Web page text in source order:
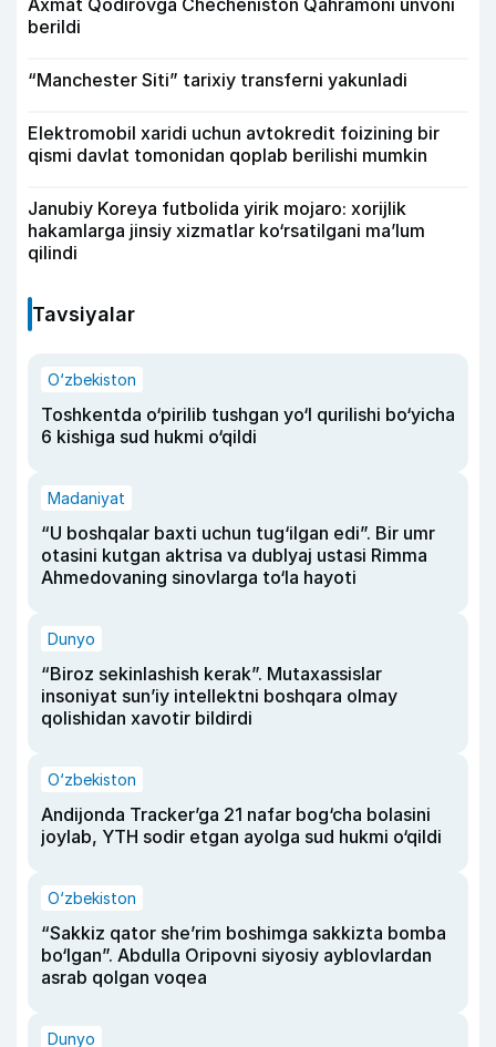
Axmat Qodirovga Checheniston Qahramoni unvoni
berildi
“Manchester Siti” tarixiy transferni yakunladi
Elektromobil xaridi uchun avtokredit foizining bir
qismi davlat tomonidan qoplab berilishi mumkin
Janubiy Koreya futbolida yirik mojaro: xorijlik
hakamlarga jinsiy xizmatlar ko‘rsatilgani ma’lum
qilindi
Tavsiyalar
O‘zbekiston
Toshkentda o‘pirilib tushgan yo‘l qurilishi bo‘yicha
6 kishiga sud hukmi o‘qildi
Madaniyat
“U boshqalar baxti uchun tug‘ilgan edi”. Bir umr
otasini kutgan aktrisa va dublyaj ustasi Rimma
Ahmedovaning sinovlarga to‘la hayoti
Dunyo
“Biroz sekinlashish kerak”. Mutaxassislar
insoniyat sun’iy intellektni boshqara olmay
qolishidan xavotir bildirdi
O‘zbekiston
Andijonda Tracker’ga 21 nafar bog‘cha bolasini
joylab, YTH sodir etgan ayolga sud hukmi o‘qildi
O‘zbekiston
“Sakkiz qator she’rim boshimga sakkizta bomba
bo‘lgan”. Abdulla Oripovni siyosiy ayblovlardan
asrab qolgan voqea
Dunyo